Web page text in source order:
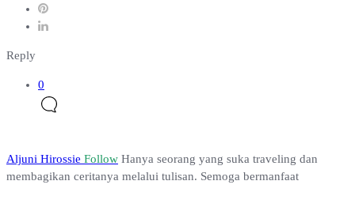
Reply
0
Aljuni Hirossie Follow Hanya seorang yang suka traveling dan
membagikan ceritanya melalui tulisan. Semoga bermanfaat